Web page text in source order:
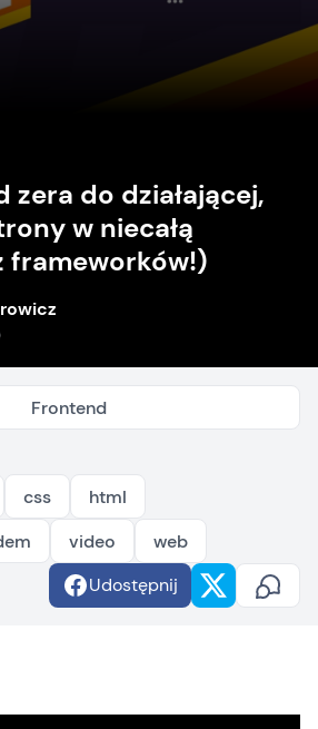
zera do działającej,
w niecałą
frameworków!)
Frontend
css
html
video
web
Udostępnij